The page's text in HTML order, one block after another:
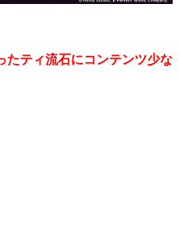
たティ流石にコンテンツ少な